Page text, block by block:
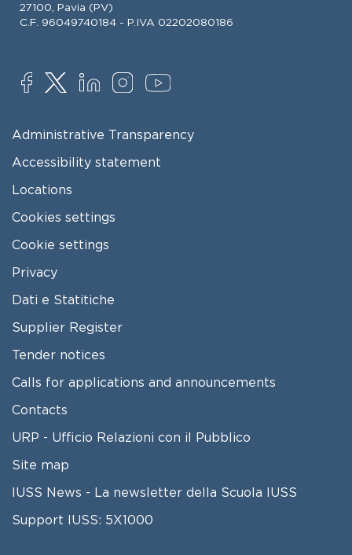
27100, Pavia (PV)
C.F. 96049740184 - P.IVA 02202080186
SOCIAL
FOOTER MENU
Administrative Transparency
Accessibility statement
Locations
Cookies settings
Cookie settings
Privacy
Dati e Statitiche
FOOTER 2
Supplier Register
Tender notices
Calls for applications and announcements
Contacts
URP - Ufficio Relazioni con il Pubblico
Site map
IUSS News - La newsletter della Scuola IUSS
Support IUSS: 5X1000